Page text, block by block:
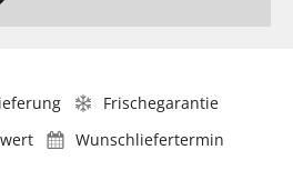
Frischegarantie
Wunschliefertermin